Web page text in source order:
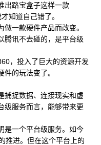
路宝盒子这样一款
知道自己错了。
一款硬件产品而改变。
腾讯不去碰的，是平台级
，投入了巨大的资源开发
的玩法变了。
捉数据、连接现实和虚
级服务而言，能够带来更
一个平台级服务。如今
推进。但在这个平台上的